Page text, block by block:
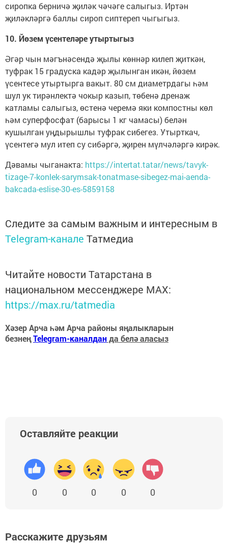
сиропка берничә җиләк чәчәге салыгыз. Иртән
җиләкләргә баллы сироп сиптереп чыгыгыз.
10. Йөзем үсентеләре утыртыгыз
Әгәр чын мәгънәсендә җылы көннәр килеп җиткән,
туфрак 15 градуска кадәр җылынган икән, йөзем
үсентесе утыртырга вакыт. 80 см диаметрдагы һәм
шул ук тирәнлектә чокыр казып, төбенә дренаж
катламы салыгыз, өстенә черемә яки компостны көл
һәм суперфосфат (барысы 1 кг чамасы) белән
кушылган уңдырышлы туфрак сибегез. Утырткач,
үсентегә мул итеп су сибәргә, җирен мүлчәләргә кирәк.
Дәвамы чыганакта: https://intertat.tatar/news/tavyk-
tizage-7-konlek-sarymsak-tonatmase-sibegez-mai-aenda-
bakcada-eslise-30-es-5859158
Следите за самым важным и интересным в
Telegram-канале Татмедиа
Читайте новости Татарстана в
национальном мессенджере MАХ:
https://max.ru/tatmedia
Хәзер Арча һәм Арча районы яңалыкларын
безнеңTelegram-каналданда белә аласыз
Оставляйте реакции
0 0 0 0 0
Расскажите друзьям